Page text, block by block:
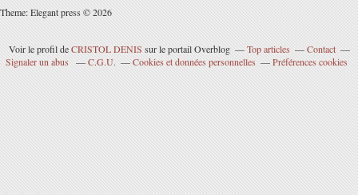
Theme: Elegant press © 2026
Voir le profil deCRISTOL DENIS sur le portail Overblog Top articles
Contact
Signaler un abus
C.G.U. Cookies et données personnelles Préférences cookies